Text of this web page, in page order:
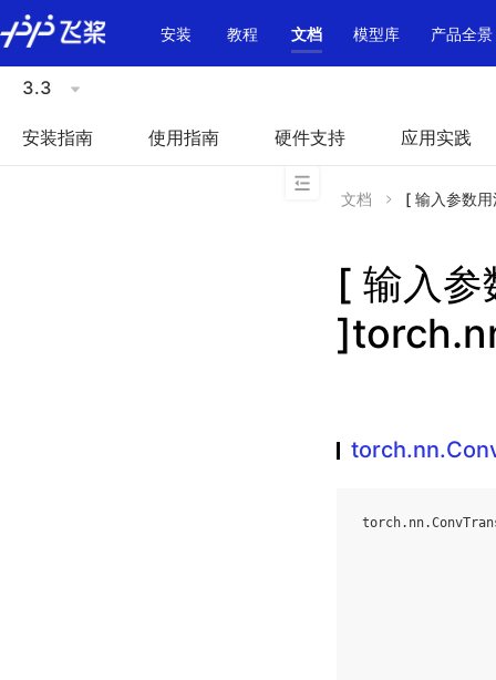
\u200E
安装
教程 文档 模型库 产品全景
3.3
安装指南 使用指南 硬件支持 应用实践
文档 [ 输入参数
[ 输入参
torch. nn.